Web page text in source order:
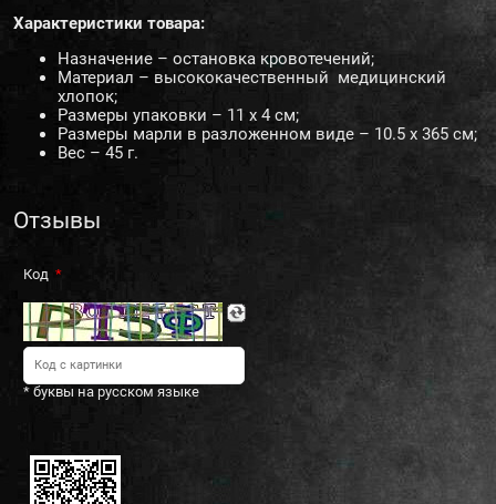
Характеристики товара:
Назначение – остановка кровотечений;
Материал – высококачественный медицинский
хлопок;
Размеры упаковки – 11 х 4 см;
Размеры марли в разложенном виде – 10.5 х 365 см;
Вес – 45 г.
Отзывы
Код
* буквы на русском языке